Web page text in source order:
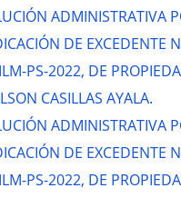
ADMINISTRATIVA
DE EXCEDENTE
PS-2022, DE
CASILLAS AYALA.
ADMINISTRATIVA
DE EXCEDENTE
PS-2022, DE